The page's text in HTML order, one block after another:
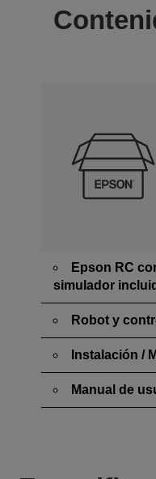
Epson RC
simulador
Robot y
Instalación /
Manual de